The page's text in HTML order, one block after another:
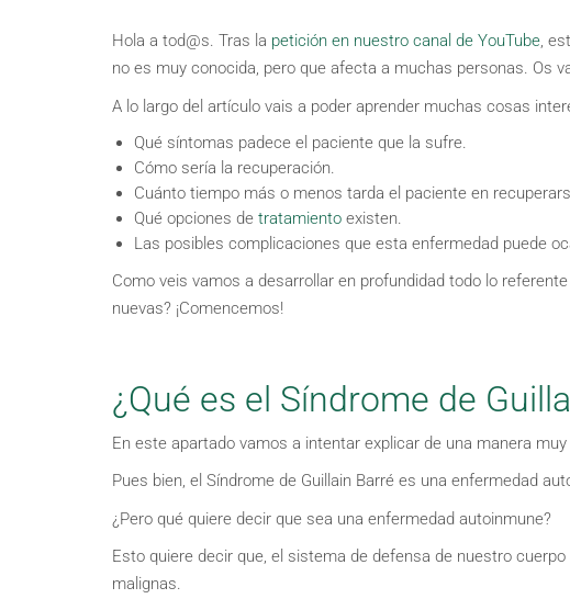
Hola a tod@s. Tras la petición en nuestro canal de YouTube,
no es muy conocida, pero que afecta a muchas personas. Os
A lo largo del artículo vais a poder aprender muchas cosas
Qué síntomas padece el paciente que la sufre.
Cómo sería la recuperación.
Cuánto tiempo más o menos tarda el paciente en
Qué opciones de tratamiento existen.
Las posibles complicaciones que esta enfermedad puede
Como veis vamos a desarrollar en profundidad todo lo
nuevas? ¡Comencemos!
¿Qué es el Síndrome de
En este apartado vamos a intentar explicar de una manera
Pues bien, el Síndrome de Guillain Barré es una enfermedad
¿Pero qué quiere decir que sea una enfermedad autoinmune?
Esto quiere decir que, el sistema de defensa de nuestro
malignas.